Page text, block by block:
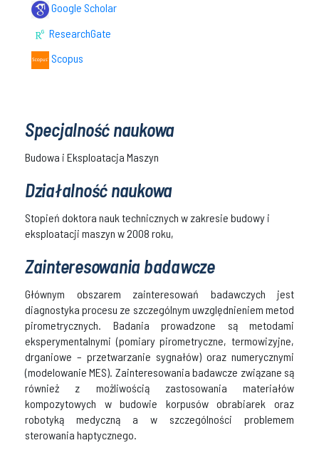
Google Scholar
ResearchGate
Scopus
Specjalność naukowa
Budowa i Eksploatacja Maszyn
Działalność naukowa
Stopień doktora nauk technicznych w zakresie budowy i
eksploatacji maszyn w 2008 roku,
Zainteresowania badawcze
Głównym obszarem zainteresowań badawczych jest
diagnostyka procesu ze szczególnym uwzględnieniem metod
pirometrycznych. Badania prowadzone są metodami
eksperymentalnymi (pomiary pirometryczne, termowizyjne,
drganiowe – przetwarzanie sygnałów) oraz numerycznymi
(modelowanie MES). Zainteresowania badawcze związane są
również z możliwością zastosowania materiałów
kompozytowych w budowie korpusów obrabiarek oraz
robotyką medyczną a w szczególności problemem
sterowania haptycznego.